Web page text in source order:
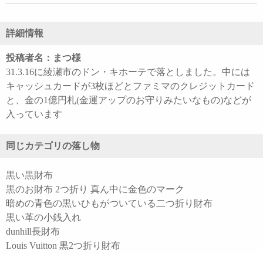
詳細情報
投稿者名：まつ様
31.3.16に綾瀬市のドン・キホーテで落としました。中には
キャッシュカードが3枚ほどとファミマのクレジットカード
と、金の1億円札(金運アップのお守りみたいなもの)などが
入っています
同じカテゴリの落し物
黒い黒財布
黒のお財布 2つ折り 真ん中に金色のマーク
暗めの青色の黒いひもがついている二つ折り財布
黒い革の小銭入れ
dunhill長財布
Louis Vuitton 黒2つ折り財布